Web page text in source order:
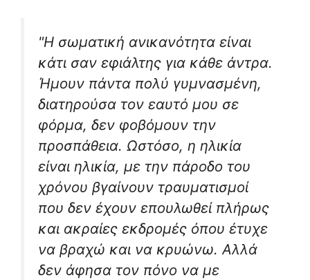
"Η σωματική ανικανότητα είναι
κάτι σαν εφιάλτης για κάθε άντρα.
Ήμουν πάντα πολύ γυμνασμένη,
διατηρούσα τον εαυτό μου σε
φόρμα, δεν φοβόμουν την
προσπάθεια. Ωστόσο, η ηλικία
είναι ηλικία, με την πάροδο του
χρόνου βγαίνουν τραυματισμοί
που δεν έχουν επουλωθεί πλήρως
και ακραίες εκδρομές όπου έτυχε
να βραχώ και να κρυώνω. Αλλά
δεν άφησα τον πόνο να με